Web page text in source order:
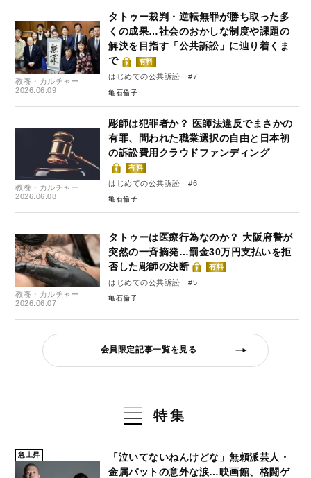
教養・カルチャー
2026.06.09
タトゥー裁判・逆転無罪が勝ち取った多
くの成果…社会のおかしな制度や課題の
解決を目指す「公共訴訟」に辿り着くま
で
有料
はじめての公共訴訟 #7
亀石倫子
教養・カルチャー
2026.06.08
彫師は犯罪者か？ 医師法違反でまさかの
有罪、問われた職業選択の自由と日本初
の訴訟費用クラウドファンディング
有料
はじめての公共訴訟 #6
亀石倫子
教養・カルチャー
2026.06.07
タトゥーは医療行為なのか？ 大阪府警が
突然の一斉摘発…罰金30万円支払いを拒
否した彫師の決断
有料
はじめての公共訴訟 #5
亀石倫子
会員限定記事一覧を見る
特集
急上昇
「泣いてないねんけどな」無頼派芸人・
金属バットの意外な涙…映画館、格闘ゲ